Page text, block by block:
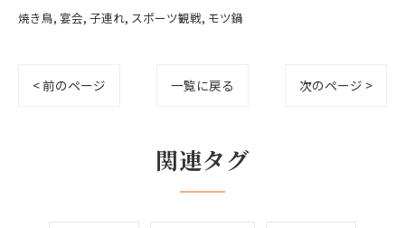
焼き鳥 宴会 子連れ スポーツ観戦 モツ鍋
< 前のページ 一覧に戻る 次のページ >
関連タグ